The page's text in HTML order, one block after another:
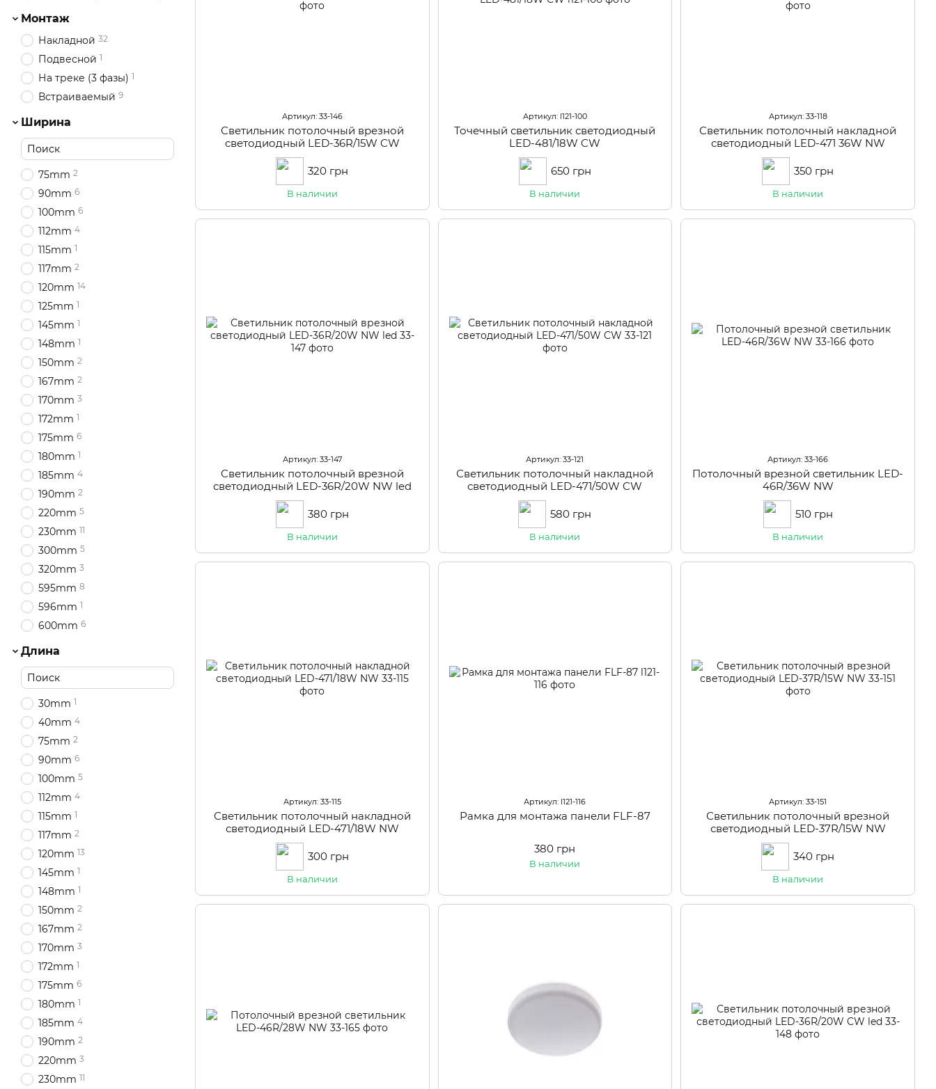
Артикул: 33-146
Светильник потолочный врезной
светодиодный LED-36R/15W CW
320 грн
В наличии
Артикул: l121-100
Точечный светильник светодиодный
LED-481/18W CW
650 грн
В наличии
Артикул: 33-118
Светильник потолочный накладной
светодиодный LED-471 36W NW
350 грн
В наличии
Артикул: 33-147
Светильник потолочный врезной
светодиодный LED-36R/20W NW led
380 грн
В наличии
Артикул: 33-121
Светильник потолочный накладной
светодиодный LED-471/50W CW
580 грн
В наличии
Артикул: 33-166
Потолочный врезной светильник LED-
46R/36W NW
510 грн
В наличии
Артикул: 33-115
Светильник потолочный накладной
светодиодный LED-471/18W NW
300 грн
В наличии
Артикул: l121-116
Рамка для монтажа панели FLF-87
380 грн
В наличии
Артикул: 33-151
Светильник потолочный врезной
светодиодный LED-37R/15W NW
340 грн
В наличии
Монтаж
Накладной 32
Подвесной 1
На треке (3 фазы) 1
Встраиваемый 9
Ширина
75mm 2
90mm 6
100mm 6
112mm 4
115mm 1
117mm 2
120mm 14
125mm 1
145mm 1
148mm 1
150mm 2
167mm 2
170mm 3
172mm 1
175mm 6
180mm 1
185mm 4
190mm 2
220mm 5
230mm 11
300mm 5
320mm 3
595mm 8
596mm 1
600mm 6
Длина
30mm 1
40mm 4
75mm 2
90mm 6
100mm 5
112mm 4
115mm 1
117mm 2
120mm 13
145mm 1
148mm 1
150mm 2
167mm 2
170mm 3
172mm 1
175mm 6
180mm 1
185mm 4
190mm 2
220mm 3
230mm 11